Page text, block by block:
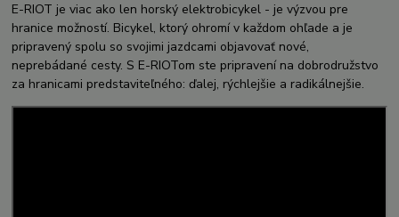
E-RIOT je viac ako len horský elektrobicykel - je výzvou pre
hranice možností. Bicykel, ktorý ohromí v každom ohľade a je
pripravený spolu so svojimi jazdcami objavovať nové,
neprebádané cesty. S E-RIOTom ste pripravení na dobrodružstvo
za hranicami predstaviteľného: ďalej, rýchlejšie a radikálnejšie.